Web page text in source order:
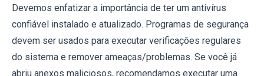
Devemos enfatizar a importância de ter um antivírus
confiável instalado e atualizado. Programas de segurança
devem ser usados para executar verificações regulares
do sistema e remover ameaças/problemas. Se você já
abriu anexos maliciosos, recomendamos executar uma